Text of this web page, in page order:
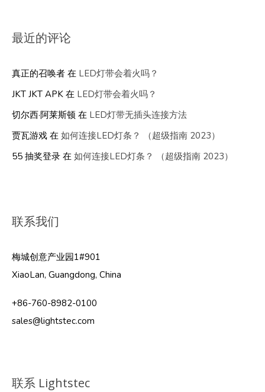
最近的评论
真正的召唤者 在 LED灯带会着火吗？
JKT JKT APK 在 LED灯带会着火吗？
切尔西·阿莱斯顿 在 LED灯带无插头连接方法
贾瓦游戏 在 如何连接LED灯条？ （超级指南 2023）
55 抽奖登录 在 如何连接LED灯条？ （超级指南 2023）
联系我们
梅城创意产业园1#901
XiaoLan, Guangdong, China
+86-760-8982-0100
sales@lightstec.com
联系 Lightstec